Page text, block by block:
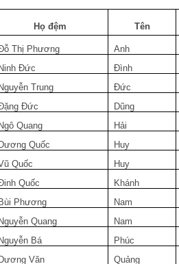
Họ đệm Tên
Thị Phương
Anh
Ninh Đức
Đình
Nguyễn Trung
Đức
Đức
Dũng
Ngô Quang
Hải
Dương Quốc
Huy
Quốc
Huy
Quốc
Khánh
Bùi Phương
Nam
Nguyễn Quang
Nam
Nguyễn Bá
Phúc
Dương Văn
Quảng